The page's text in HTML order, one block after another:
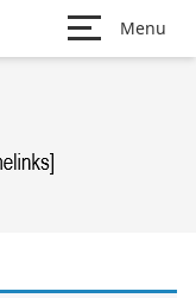
Menu